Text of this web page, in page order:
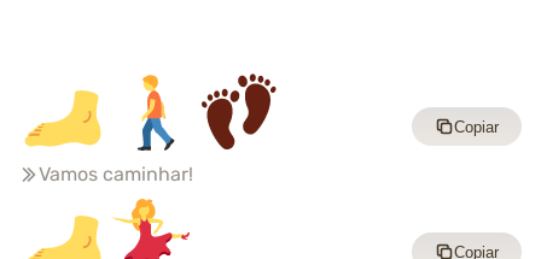
Vamos caminhar!
Copiar
Copiar